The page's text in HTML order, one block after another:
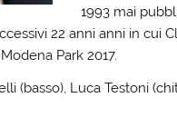
1993 mai
22 anni anni in cui
Park 2017.
(basso), Luca Testoni